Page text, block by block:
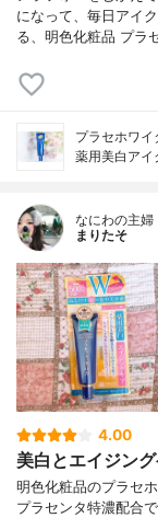
になって、毎日アイ
る、明色化粧品 プラ
プラセホワイ
薬用美白アイ
なにわの主婦
まりたそ
4.00
美白とエイジング
明色化粧品のプラセ
プラセンタ特濃配合